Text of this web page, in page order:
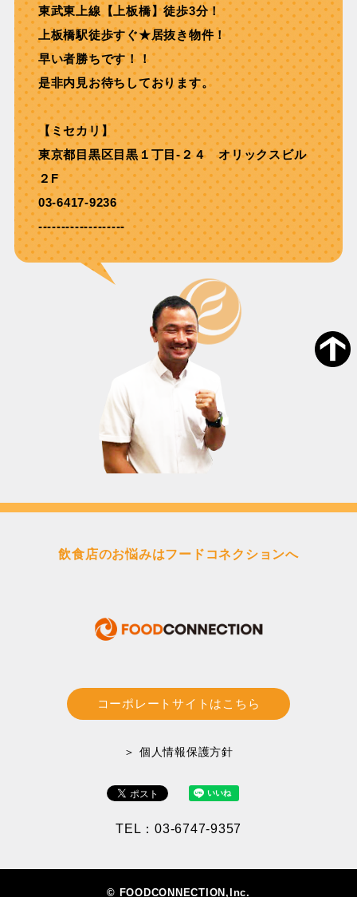
東武東上線【上板橋】徒歩3分！
上板橋駅徒歩すぐ★居抜き物件！
早い者勝ちです！！
是非内見お待ちしております。
【ミセカリ】
東京都目黒区目黒１丁目-２４ オリックスビル
２F
03-6417-9236
-------------------
飲食店のお悩みはフードコネクションへ
コーポレートサイトはこちら
＞ 個人情報保護方針
TEL：03-6747-9357
© FOODCONNECTION,Inc.